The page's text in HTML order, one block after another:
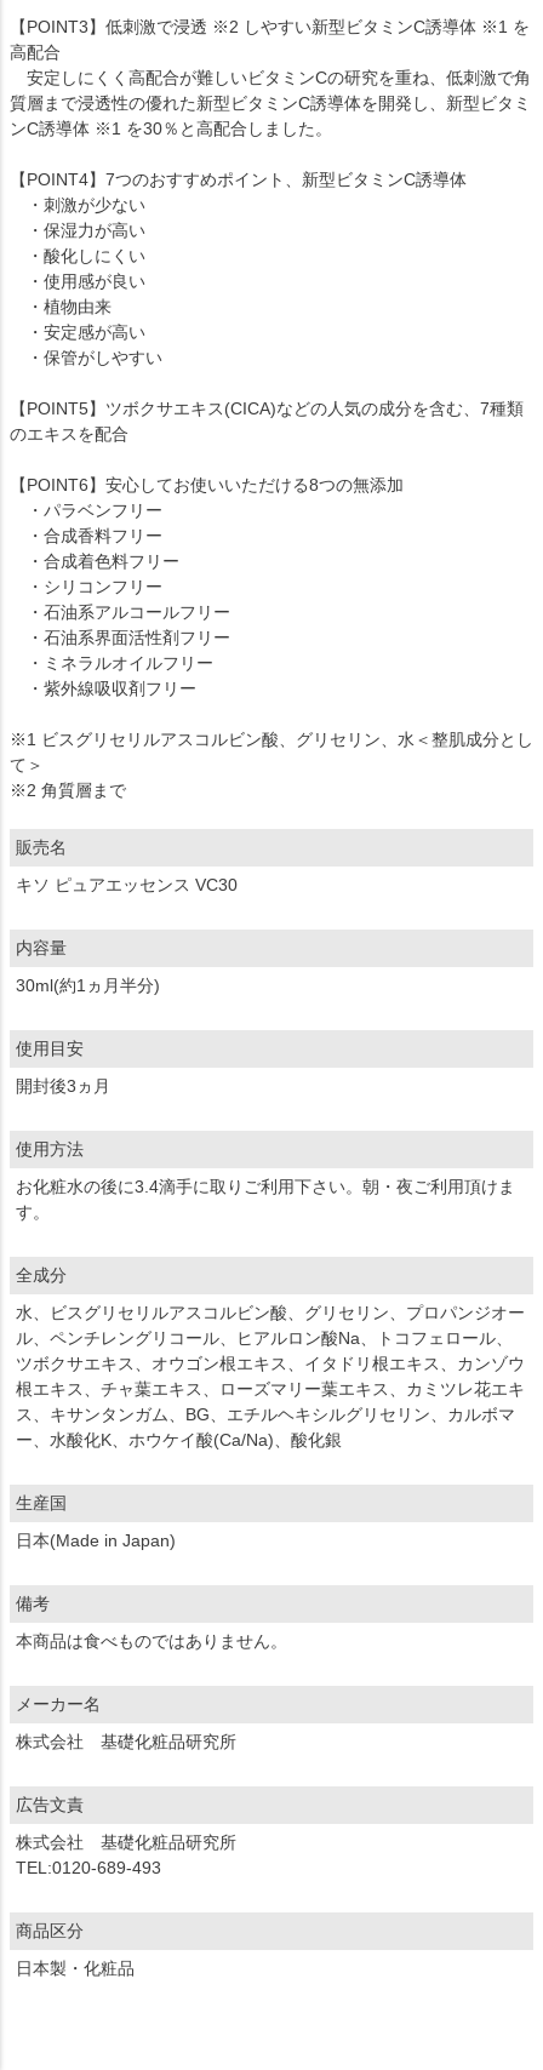
【POINT3】低刺激で浸透 ※2 しやすい新型ビタミンC誘導体 ※1 を
高配合
安定しにくく高配合が難しいビタミンCの研究を重ね、低刺激で角
質層まで浸透性の優れた新型ビタミンC誘導体を開発し、新型ビタミ
ンC誘導体 ※1 を30％と高配合しました。
【POINT4】7つのおすすめポイント、新型ビタミンC誘導体
・刺激が少ない
・保湿力が高い
・酸化しにくい
・使用感が良い
・植物由来
・安定感が高い
・保管がしやすい
【POINT5】ツボクサエキス(CICA)などの人気の成分を含む、7種類
のエキスを配合
【POINT6】安心してお使いいただける8つの無添加
・パラベンフリー
・合成香料フリー
・合成着色料フリー
・シリコンフリー
・石油系アルコールフリー
・石油系界面活性剤フリー
・ミネラルオイルフリー
・紫外線吸収剤フリー
※1 ビスグリセリルアスコルビン酸、グリセリン、水＜整肌成分とし
て＞
※2 角質層まで
販売名
キソ ピュアエッセンス VC30
内容量
30ml(約1ヵ月半分)
使用目安
開封後3ヵ月
使用方法
お化粧水の後に3.4滴手に取りご利用下さい。朝・夜ご利用頂けま
す。
全成分
水、ビスグリセリルアスコルビン酸、グリセリン、プロパンジオー
ル、ペンチレングリコール、ヒアルロン酸Na、トコフェロール、
ツボクサエキス、オウゴン根エキス、イタドリ根エキス、カンゾウ
根エキス、チャ葉エキス、ローズマリー葉エキス、カミツレ花エキ
ス、キサンタンガム、BG、エチルヘキシルグリセリン、カルボマ
ー、水酸化K、ホウケイ酸(Ca/Na)、酸化銀
生産国
日本(Made in Japan)
備考
本商品は食べものではありません。
メーカー名
株式会社 基礎化粧品研究所
広告文責
株式会社 基礎化粧品研究所
TEL:0120-689-493
商品区分
日本製・化粧品